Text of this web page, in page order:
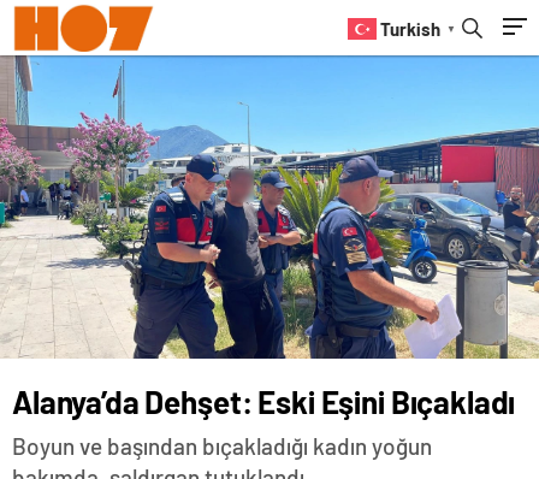
Turkish ▼
Alanya’da Dehşet: Eski Eşini Bıçakladı
Boyun ve başından bıçakladığı kadın yoğun